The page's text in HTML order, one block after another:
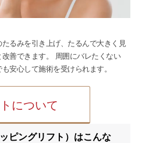
るみを引き上げ、たるんで大きく見
善できます。 周囲にバレたくない
安心して施術を受けられます。
について
ピングリフト）はこんな